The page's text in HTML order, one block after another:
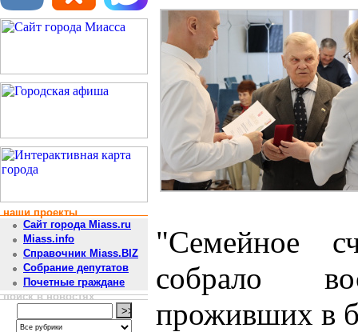
наши проекты
Сайт города Miass.ru
Miass.info
Справочник Miass.BIZ
Собрание депутатов
Почетные граждане
поиск в новостях
"Семейное
собрало
проживших в